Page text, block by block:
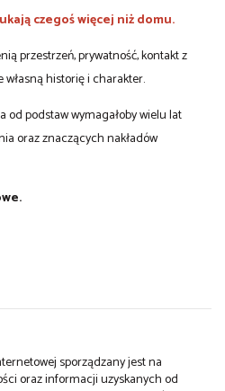
czegoś więcej niż domu.
przestrzeń, prywatność, kontakt z
historię i charakter.
od podstaw wymagałoby wielu lat
oraz znaczących nakładów
sporządzany jest na
oraz informacji uzyskanych od